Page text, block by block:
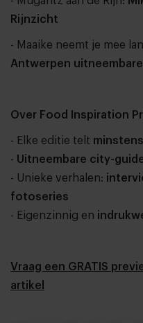
Rijnzicht
- Maaike neemt je mee
Antwerpen
Over Food Inspiration
- Elke editie telt
- Uitneembare city-
- Unieke verhalen:
fotoseries
- Eigenzinnig en
Vraag een GRATIS
artikel